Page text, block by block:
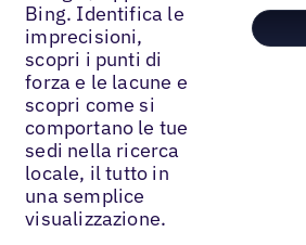
Bing. Identifica le
imprecisioni,
scopri i punti di
forza e le lacune e
scopri come si
comportano le tue
sedi nella ricerca
locale, il tutto in
una semplice
visualizzazione.